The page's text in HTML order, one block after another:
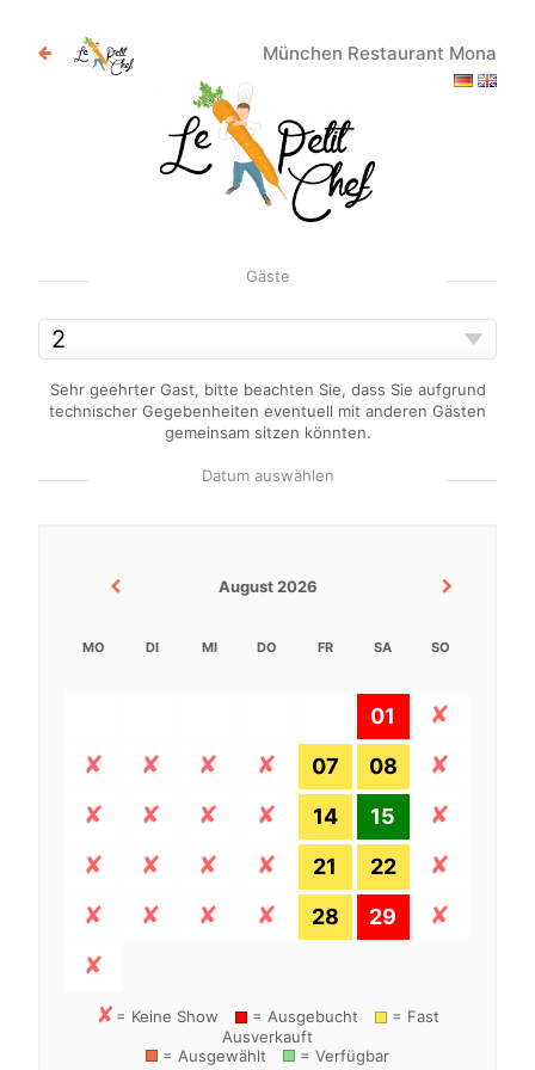
München Restaurant Mona
Gäste
Sehr geehrter Gast, bitte beachten Sie, dass Sie aufgrund
technischer Gegebenheiten eventuell mit anderen Gästen
gemeinsam sitzen könnten.
Datum auswählen
August 2026
MO DI MI DO FR SA SO
01
07
08
14
15
21
22
28
29
= Keine Show = Ausgebucht
= Fast
Ausverkauft
= Ausgewählt
= Verfügbar